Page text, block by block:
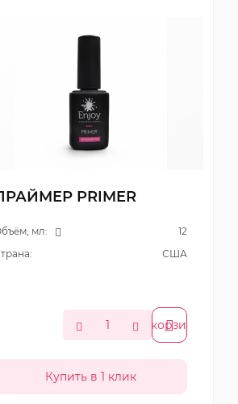
PRIMER
мл:
12
США
В корзину